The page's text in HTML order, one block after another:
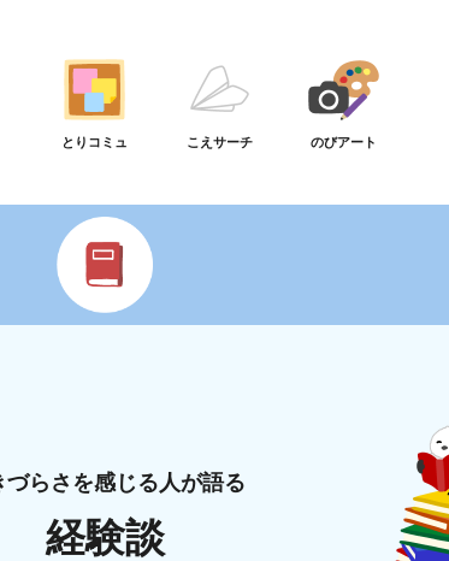
とりコミュ こえサーチ のびアート
づらさを感じる人が語る
経験談